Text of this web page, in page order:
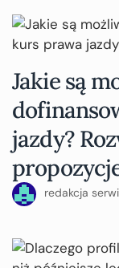
Jakie są
jazdy?
redakcja